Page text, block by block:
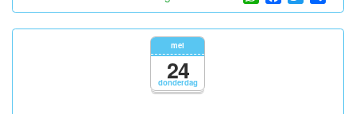
Schoolreis
Bobbejaanland
donderdag
mei
24